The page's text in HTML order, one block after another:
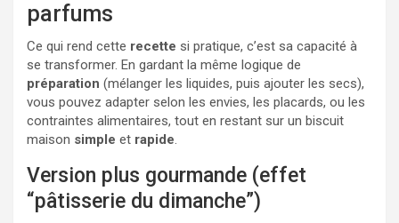
parfums
Ce qui rend cette recette si pratique, c’est sa capacité à
se transformer. En gardant la même logique de
préparation (mélanger les liquides, puis ajouter les secs),
vous pouvez adapter selon les envies, les placards, ou les
contraintes alimentaires, tout en restant sur un biscuit
maison simple et rapide.
Version plus gourmande (effet
“pâtisserie du dimanche”)